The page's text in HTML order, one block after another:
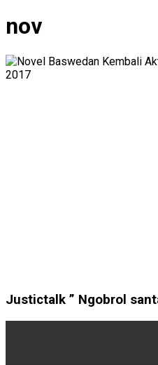
nov
Justictalk ” Ngobrol